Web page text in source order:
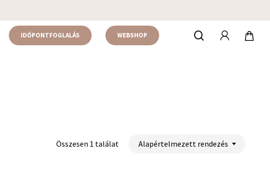
IDŐPONTFOGLALÁS WEBSHOP keresés
Összesen 1 találat Alapértelmezett rendezés